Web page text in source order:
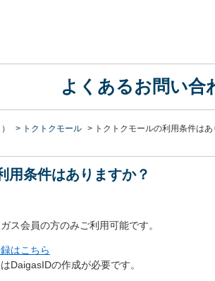
よくあるお問い合
> トクトクモール > トクトクモールの利用条件はあ
用条件はありますか？
ス会員の方のみご利用可能です。
はこちら
DaigasIDの作成が必要です。